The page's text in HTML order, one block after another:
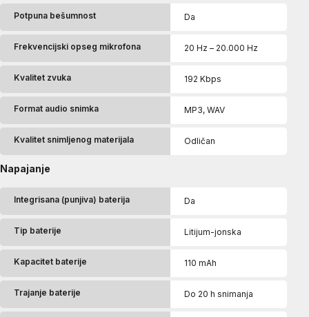
Potpuna bešumnost Da
Frekvencijski opseg mikrofona 20 Hz – 20.000 Hz
Kvalitet zvuka 192 Kbps
Format audio snimka MP3, WAV
Kvalitet snimljenog materijala Odličan
Napajanje
Integrisana (punjiva) baterija Da
Tip baterije Litijum-jonska
Kapacitet baterije 110 mAh
Trajanje baterije Do 20 h snimanja